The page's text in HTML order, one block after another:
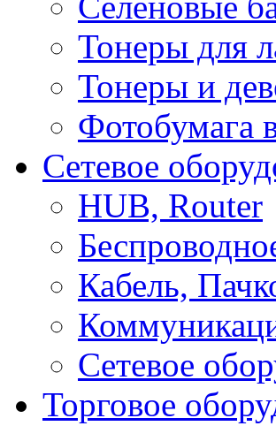
Тонеры для
Тонеры и
Фотобумага
Сетевое
HUB, Router
Кабель,
Сетевое
Торговое